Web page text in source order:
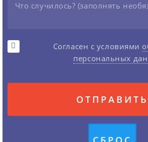
Согласен с условиями
персональных